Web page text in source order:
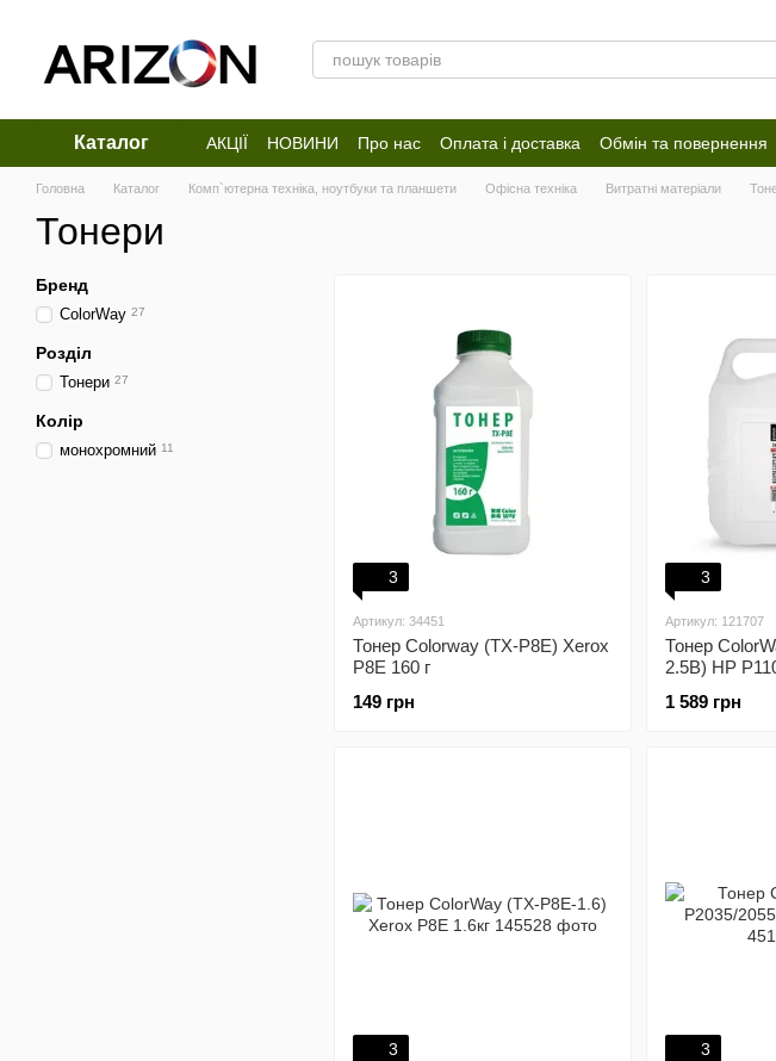
Каталог АКЦІЇ НОВИНИ Про нас Оплата і доставка Обмін та повернення
Відгуки про магазин
Головна Каталог Комп`ютерна техніка, ноутбуки та планшети Офісна техніка Витратні матеріали
Тонери
3
Артикул: 34451
Тонер Colorway (TX-P8E) Xerox
P8E 160 г
149 грн
3
Артикул: 121707
Тонер
2.5B) HP
1 589 грн
3 3
Бренд
ColorWay 27
Розділ
Тонери 27
Колір
монохромний 11